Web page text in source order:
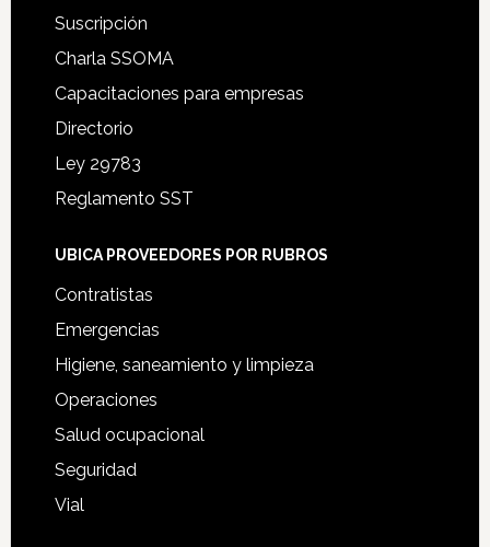
Suscripción
Charla SSOMA
Capacitaciones para empresas
Directorio
Ley 29783
Reglamento SST
UBICA PROVEEDORES POR RUBROS
Contratistas
Emergencias
Higiene, saneamiento y limpieza
Operaciones
Salud ocupacional
Seguridad
Vial